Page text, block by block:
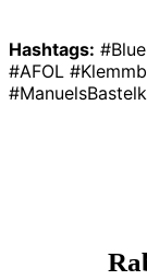
Hashtags:
#AFOL